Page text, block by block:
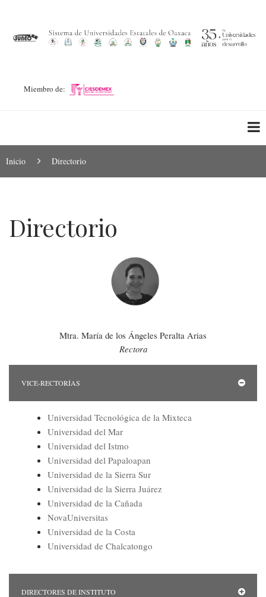
contenido
Miembro de:
Ruta
Inicio Directorio
Directorio
Mtra. María de los Ángeles Peralta Arias
Rectora
VICE-RECTORÍAS
Universidad Tecnológica de la Mixteca
Universidad del Mar
Universidad del Istmo
Universidad del Papaloapan
Universidad de la Sierra Sur
Universidad de la Sierra Juárez
Universidad de la Cañada
NovaUniversitas
Universidad de la Costa
Universidad de Chalcatongo
DIRECTORES DE INSTITUTO